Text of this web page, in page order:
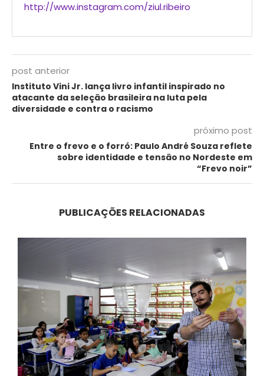
http://www.instagram.com/ziul.ribeiro
post anterior
Instituto Vini Jr. lança livro infantil inspirado no
atacante da seleção brasileira na luta pela
diversidade e contra o racismo
próximo post
Entre o frevo e o forró: Paulo André Souza reflete
sobre identidade e tensão no Nordeste em
“Frevo noir”
PUBLICAÇÕES RELACIONADAS